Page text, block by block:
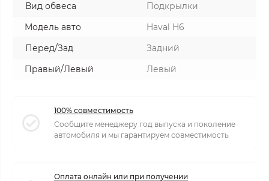
Вид обвеса
Подкрылки
Модель авто
Haval H6
Перед/Зад
Задний
Правый/Левый
Левый
100% совместимость
Сообщите менеджеру год выпуска и поколение
автомобиля и мы гарантируем совместимость
Оплата онлайн или при получении